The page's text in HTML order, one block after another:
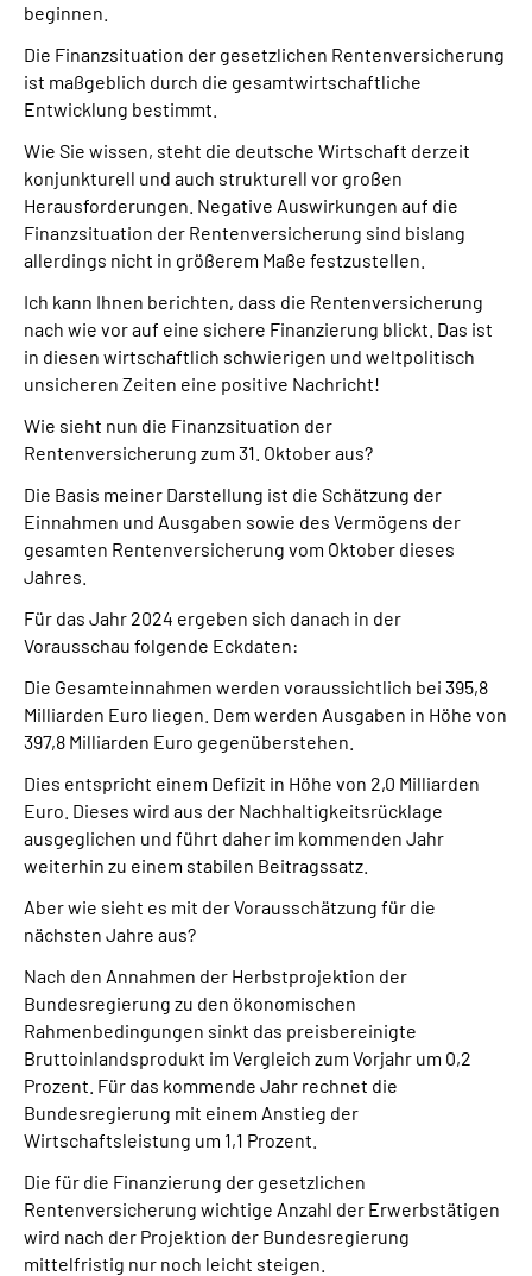
beginnen.
Die Finanzsituation der gesetzlichen Rentenversicherung
ist maßgeblich durch die gesamtwirtschaftliche
Entwicklung bestimmt.
Wie Sie wissen, steht die deutsche Wirtschaft derzeit
konjunkturell und auch strukturell vor großen
Herausforderungen. Negative Auswirkungen auf die
Finanzsituation der Rentenversicherung sind bislang
allerdings nicht in größerem Maße festzustellen.
Ich kann Ihnen berichten, dass die Rentenversicherung
nach wie vor auf eine sichere Finanzierung blickt. Das ist
in diesen wirtschaftlich schwierigen und weltpolitisch
unsicheren Zeiten eine positive Nachricht!
Wie sieht nun die Finanzsituation der
Rentenversicherung zum 31. Oktober aus?
Die Basis meiner Darstellung ist die Schätzung der
Einnahmen und Ausgaben sowie des Vermögens der
gesamten Rentenversicherung vom Oktober dieses
Jahres.
Für das Jahr 2024 ergeben sich danach in der
Vorausschau folgende Eckdaten:
Die Gesamteinnahmen werden voraussichtlich bei 395,8
Milliarden Euro liegen. Dem werden Ausgaben in Höhe von
397,8 Milliarden Euro gegenüberstehen.
Dies entspricht einem Defizit in Höhe von 2,0 Milliarden
Euro. Dieses wird aus der Nachhaltigkeitsrücklage
ausgeglichen und führt daher im kommenden Jahr
weiterhin zu einem stabilen Beitragssatz.
Aber wie sieht es mit der Vorausschätzung für die
nächsten Jahre aus?
Nach den Annahmen der Herbstprojektion der
Bundesregierung zu den ökonomischen
Rahmenbedingungen sinkt das preisbereinigte
Bruttoinlandsprodukt im Vergleich zum Vorjahr um 0,2
Prozent. Für das kommende Jahr rechnet die
Bundesregierung mit einem Anstieg der
Wirtschaftsleistung um 1,1 Prozent.
Die für die Finanzierung der gesetzlichen
Rentenversicherung wichtige Anzahl der Erwerbstätigen
wird nach der Projektion der Bundesregierung
mittelfristig nur noch leicht steigen.